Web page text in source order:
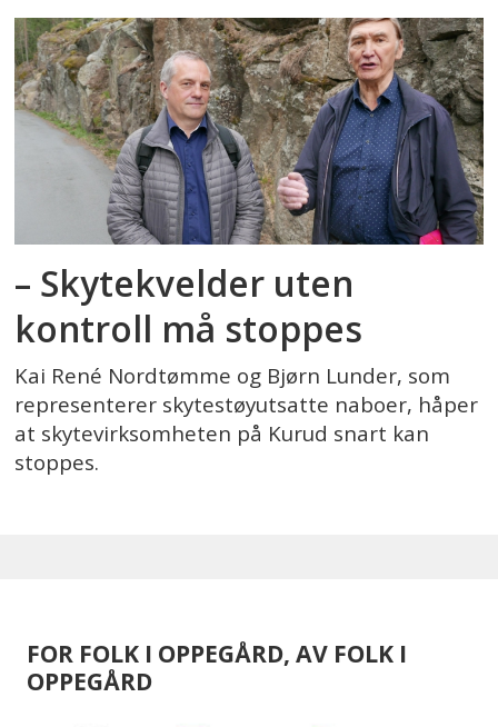
– Skytekvelder uten
kontroll må stoppes
Kai René Nordtømme og Bjørn Lunder, som
representerer skytestøyutsatte naboer, håper
at skytevirksomheten på Kurud snart kan
stoppes.
FOR FOLK I OPPEGÅRD, AV FOLK I
OPPEGÅRD